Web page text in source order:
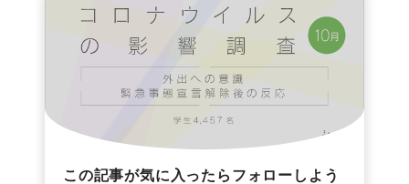
この記事が気に入ったらフォローしよう